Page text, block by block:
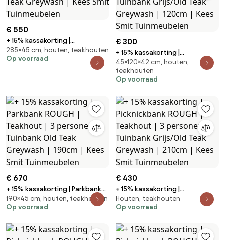
€ 550
+ 15% kassakorting |
Picknickbank ROUGH | Teakhout
| Tuinbank Old Teak Greywash |
285×45 cm, houten, teakhouten
Op voorraad
€ 300
+ 15% kassakorting |
Picknickbank ROUGH | Teakhout
| 2 personen | Tuinbank
Grijs/Old Teak Greywash |
45×120×42 cm, houten,
teakhouten
Op voorraad
€ 670
+ 15% kassakorting | Parkbank
ROUGH | Teakhout | 3 personen |
Tuinbank Old Teak Greywash |
190×45 cm, houten, teakhouten
Op voorraad
€ 430
+ 15% kassakorting |
Picknickbank ROUGH | Teakhout
| 3 personen | Tuinbank
210cm | Kees Smit Tuinmeubelen
Houten, teakhouten
Op voorraad